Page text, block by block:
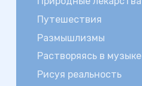
Путешествия
Размышлизмы
Растворяясь в музыке
Рисуя реальность